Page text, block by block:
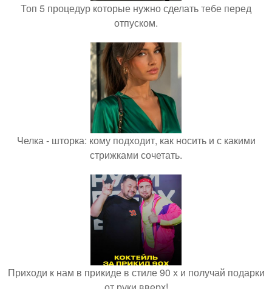
Топ 5 процедур которые нужно сделать тебе перед
отпуском.
Челка - шторка: кому подходит, как носить и с какими
стрижками сочетать.
Приходи к нам в прикиде в стиле 90 х и получай подарки